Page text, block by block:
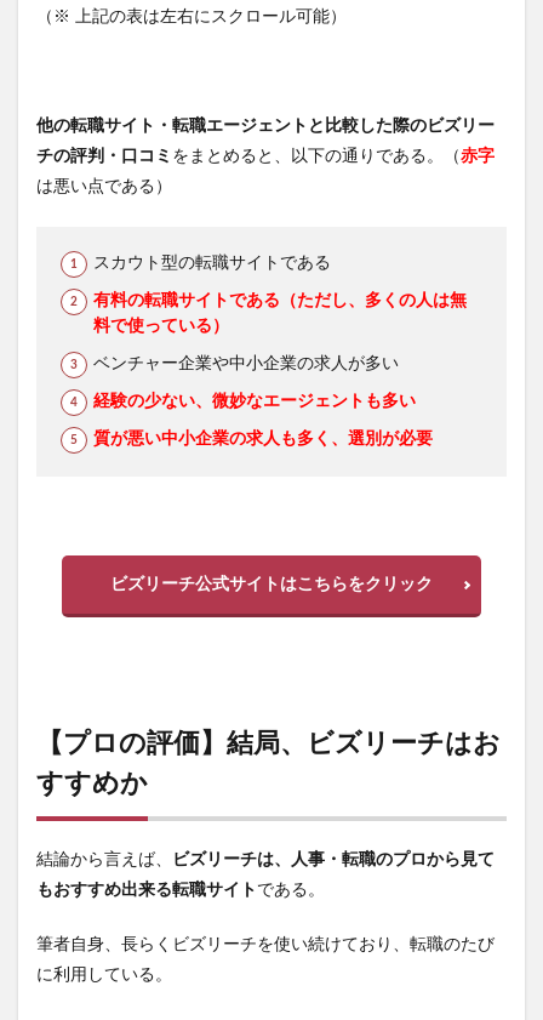
（※ 上記の表は左右にスクロール可能）
他の転職サイト・転職エージェントと比較した際のビズリー
チの評判・口コミ をまとめると、以下の通りである。（赤字
は悪い点である）
スカウト型の転職サイトである
有料の転職サイトである（ただし、多くの人は無
料で使っている）
ベンチャー企業や中小企業の求人が多い
経験の少ない、微妙なエージェントも多い
質が悪い中小企業の求人も多く、選別が必要
ビズリーチ公式サイトはこちらをクリック
【プロの評価】結局、ビズリーチはお
すすめか
結論から言えば、 ビズリーチは、
人事・転職のプロから見て
もおすすめ出来る転職サイト である。
筆者自身、長らくビズリーチを使い続けており、転職のたび
に利用している。